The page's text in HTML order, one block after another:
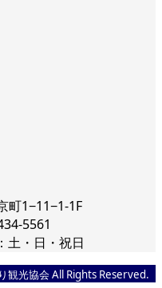
町1−11−1-1F
5561
・日・祝日
観光協会 All Rights Reserved.